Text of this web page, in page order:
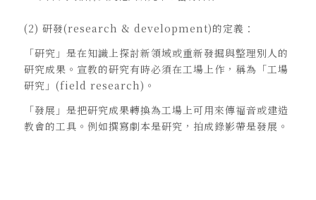
(2) 研發(research & development)的定義：
「研究」是在知識上探討新領域或重新發掘與整理別人的
研究成果。宣教的研究有時必須在工場上作，稱為「工場
研究」(field research)。
「發展」是把研究成果轉換為工場上可用來傳福音或建造
教會的工具。例如撰寫劇本是研究，拍成錄影帶是發展。